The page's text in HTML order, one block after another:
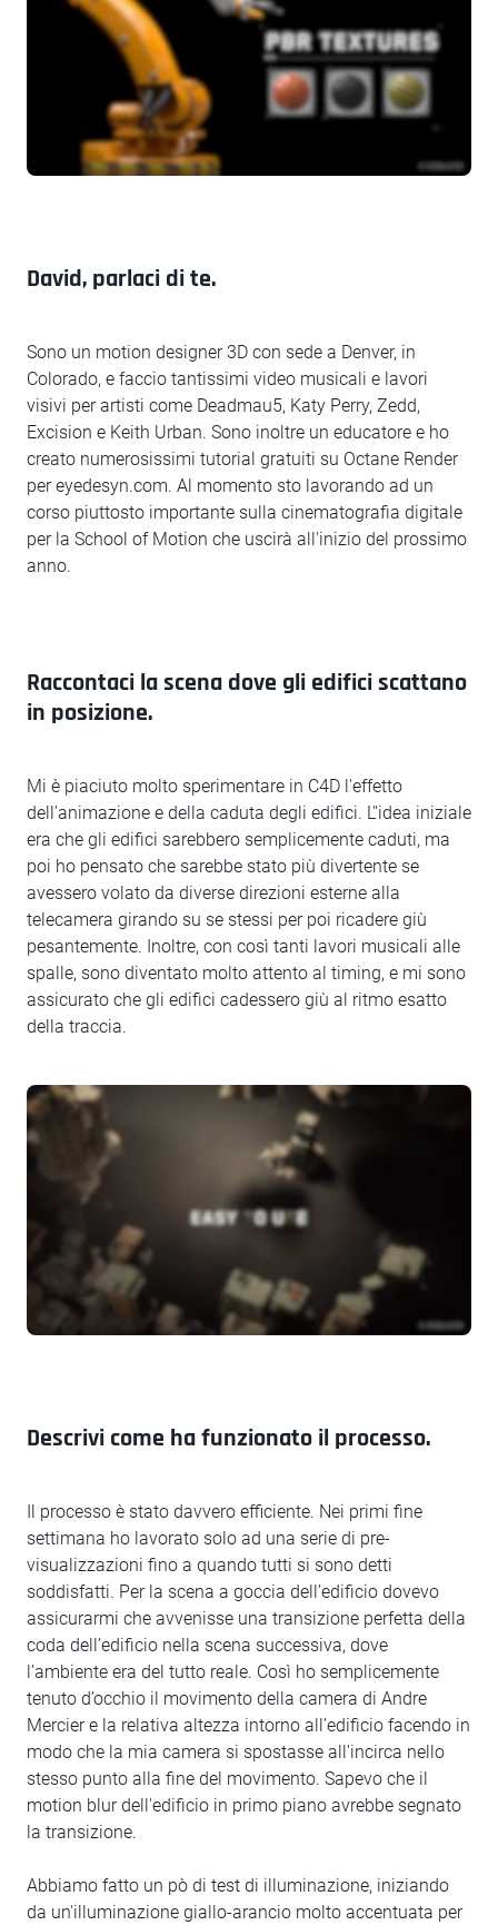
David, parlaci di te.
Sono un motion designer 3D con sede a Denver, in
Colorado, e faccio tantissimi video musicali e lavori
visivi per artisti come Deadmau5, Katy Perry, Zedd,
Excision e Keith Urban. Sono inoltre un educatore e ho
creato numerosissimi tutorial gratuiti su Octane Render
per eyedesyn.com. Al momento sto lavorando ad un
corso piuttosto importante sulla cinematografia digitale
per la School of Motion che uscirà all'inizio del prossimo
anno.
Raccontaci la scena dove gli edifici scattano
in posizione.
Mi è piaciuto molto sperimentare in C4D l'effetto
dell'animazione e della caduta degli edifici. L''idea iniziale
era che gli edifici sarebbero semplicemente caduti, ma
poi ho pensato che sarebbe stato più divertente se
avessero volato da diverse direzioni esterne alla
telecamera girando su se stessi per poi ricadere giù
pesantemente. Inoltre, con così tanti lavori musicali alle
spalle, sono diventato molto attento al timing, e mi sono
assicurato che gli edifici cadessero giù al ritmo esatto
della traccia.
Descrivi come ha funzionato il processo.
Il processo è stato davvero efficiente. Nei primi fine
settimana ho lavorato solo ad una serie di pre-
visualizzazioni fino a quando tutti si sono detti
soddisfatti. Per la scena a goccia dell’edificio dovevo
assicurarmi che avvenisse una transizione perfetta della
coda dell’edificio nella scena successiva, dove
l’ambiente era del tutto reale. Così ho semplicemente
tenuto d’occhio il movimento della camera di Andre
Mercier e la relativa altezza intorno all’edificio facendo in
modo che la mia camera si spostasse all'incirca nello
stesso punto alla fine del movimento. Sapevo che il
motion blur dell'edificio in primo piano avrebbe segnato
la transizione.
Abbiamo fatto un pò di test di illuminazione, iniziando
da un'illuminazione giallo-arancio molto accentuata per